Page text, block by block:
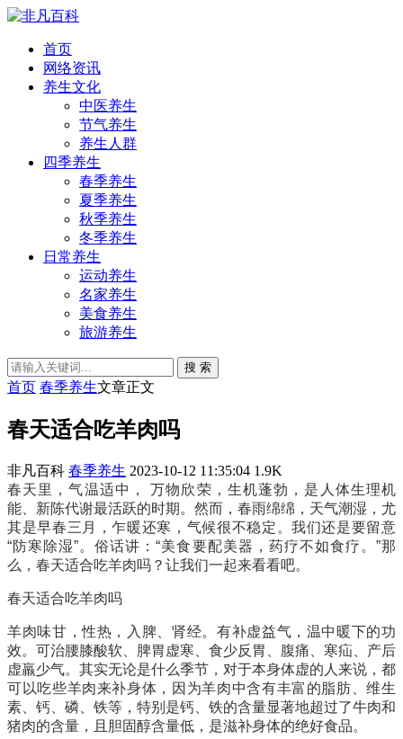
首页
网络资讯
养生文化
中医养生
节气养生
养生人群
四季养生
春季养生
夏季养生
秋季养生
冬季养生
日常养生
运动养生
名家养生
美食养生
旅游养生
搜 索
首页 春季养生文章正文
春天适合吃羊肉吗
非凡百科 春季养生 2023-10-12 11:35:04 1.9K
春天里，气温适中， 万物欣荣，生机蓬勃，是人体生理机
能、新陈代谢最活跃的时期。然而，春雨绵绵，天气潮湿，尤
其是早春三月，乍暖还寒，气候很不稳定。我们还是要留意
“防寒除湿”。俗话讲：“美食要配美器，药疗不如食疗。”那
么，春天适合吃羊肉吗？让我们一起来看看吧。
春天适合吃羊肉吗
羊肉味甘，性热，入脾、肾经。有补虚益气，温中暖下的功
效。可治腰膝酸软、脾胃虚寒、食少反胃、腹痛、寒疝、产后
虚羸少气。其实无论是什么季节，对于本身体虚的人来说，都
可以吃些羊肉来补身体，因为羊肉中含有丰富的脂肪、维生
素、钙、磷、铁等，特别是钙、铁的含量显著地超过了牛肉和
猪肉的含量，且胆固醇含量低，是滋补身体的绝好食品。